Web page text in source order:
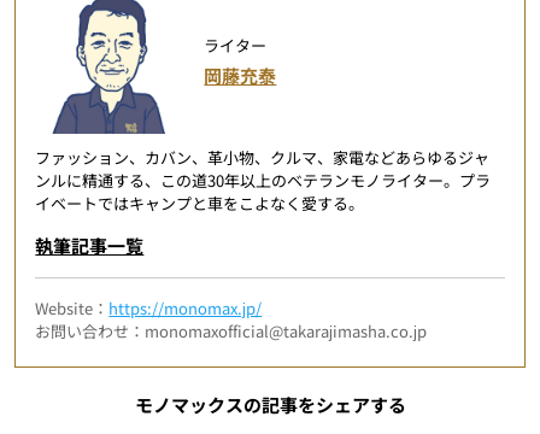
ライター
岡藤充泰
ファッション、カバン、革小物、クルマ、家電などあらゆるジャ
ンルに精通する、この道30年以上のベテランモノライター。プラ
イベートではキャンプと車をこよなく愛する。
執筆記事一覧
Website： https://monomax.jp/
お問い合わせ：monomaxofficial@takarajimasha.co.jp
モノマックスの記事をシェアする